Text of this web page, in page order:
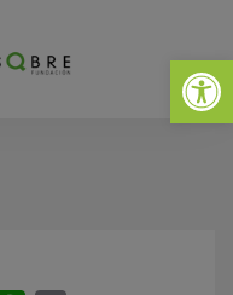
Abrir